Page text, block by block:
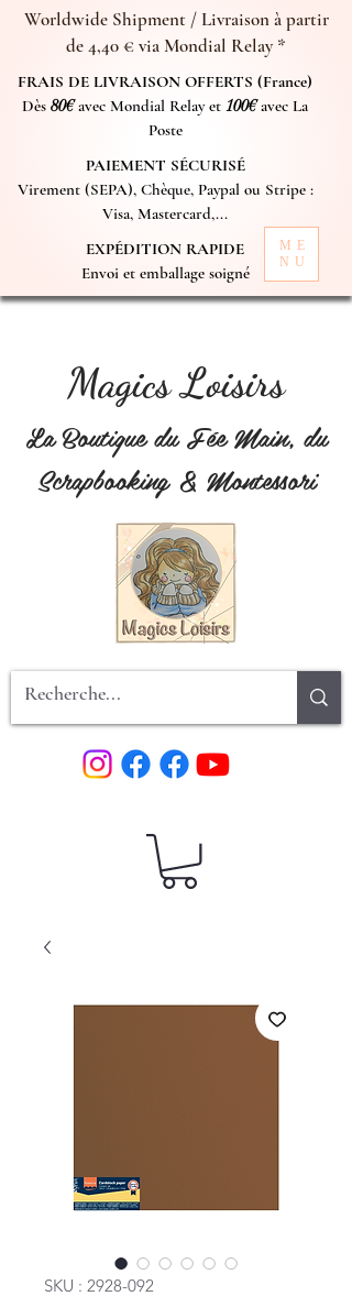
Worldwide Shipment / Livraison à partir
de 4,40 € via Mondial Relay *
FRAIS DE LIVRAISON OFFERTS (France)
Dès 80€avec Mondial Relay et 100€avec La
Poste
PAIEMENT SÉCURISÉ
Virement (SEPA), Chèque, Paypal ou Stripe :
Visa, Mastercard,...
EXPÉDITION RAPIDE
Envoi et emballage soigné
ME
NU
Magics Loisirs
La Boutique du Fée Main, du
Scrapbooking & Montessori
SKU : 2928-092